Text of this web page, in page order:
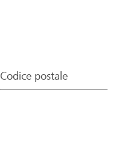
Codice postale